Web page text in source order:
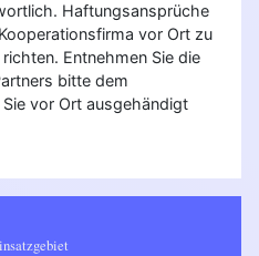
Haftungsansprüche
vor Ort zu
Entnehmen Sie die
bitte dem
vor Ort ausgehändigt